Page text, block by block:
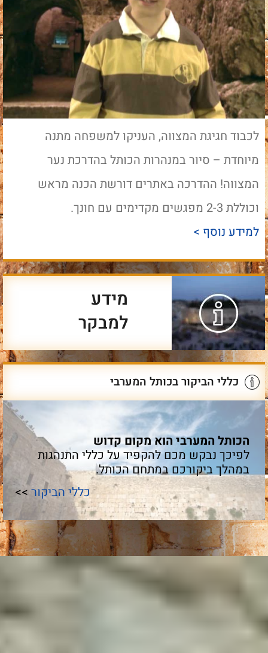
לכבוד חגיגת המצווה, העניקו למשפחה מתנה
מיוחדת – סיור במנהרות הכותל בהדרכת נער
המצווה! ההדרכה באתרים דורשת הכנה מראש
וכוללת 2-3 מפגשים מקדימים עם חונך.
למידע נוסף >
מידע
למבקר
כללי הביקור בכותל המערבי
הכותל המערבי הוא מקום קדוש
לפיכך נבקש מכם להקפיד על כללי התנהגות
במהלך ביקורכם במתחם הכותל.
כללי הביקור >>